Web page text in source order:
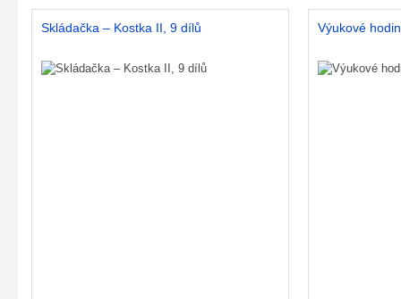
Skládačka – Kostka II, 9 dílů Výukové